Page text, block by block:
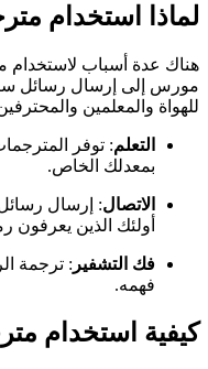
لماذا استخدام
هناك عدة أسباب
مورس إلى إرسال رسائل
للهواة والمعلمين
التعلم: توفر
بمعدلك الخاص.
الاتصال: إرسال
أولئك الذين
فك التشفير : ترجمة
فهمه.
كيفية استخدام